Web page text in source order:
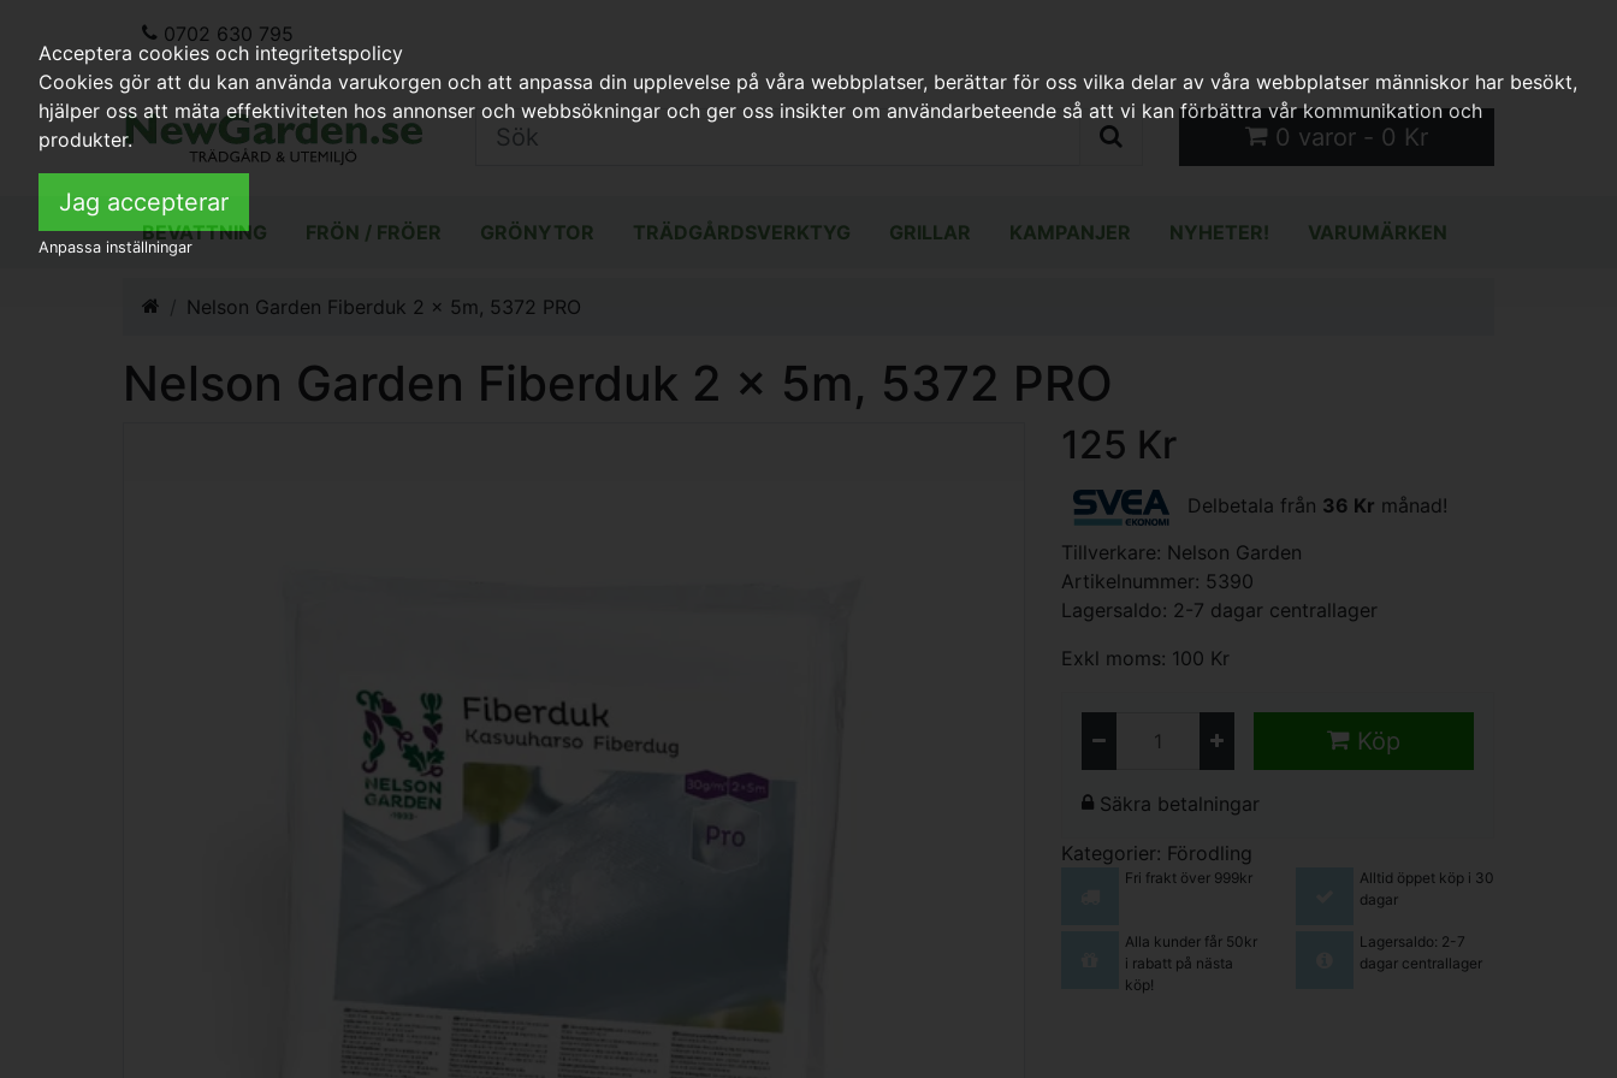
0702 630 795
0 varor - 0 Kr
BEVATTNING FRÖN / FRÖER GRÖNYTOR TRÄDGÅRDSVERKTYG GRILLAR KAMPANJER NYHETER! VARUMÄRKEN
Nelson Garden Fiberduk 2 x 5m, 5372 PRO
Nelson Garden Fiberduk 2 x 5m, 5372 PRO
125 Kr
Delbetala från 36 Kr månad!
Tillverkare: Nelson Garden
Artikelnummer: 5390
Lagersaldo: 2-7 dagar centrallager
Exkl moms: 100 Kr
Köp
Säkra betalningar
Kategorier: Förodling
Fri frakt över 999kr
Alltid öppet köp i 30
dagar
Alla kunder får 50kr
i rabatt på nästa
köp!
Lagersaldo: 2-7
dagar centrallager
Acceptera cookies och integritetspolicy
Cookies gör att du kan använda varukorgen och att anpassa din upplevelse på våra webbplatser, berättar för oss vilka delar av våra webbplatser människor har besökt,
hjälper oss att mäta effektiviteten hos annonser och webbsökningar och ger oss insikter om användarbeteende så att vi kan förbättra vår kommunikation och
produkter.
Jag accepterar
Anpassa inställningar